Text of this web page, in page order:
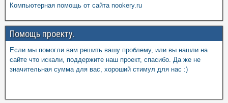
Компьютерная помощь от сайта nookery.ru
Помощь проекту.
Если мы помогли вам решить вашу проблему, или вы нашли на
сайте что искали, поддержите наш проект, спасибо. Да же не
значительная сумма для вас, хороший стимул для нас :)